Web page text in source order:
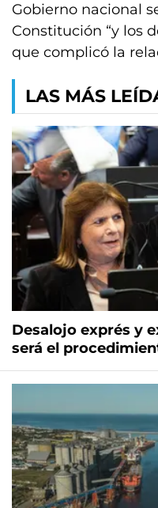
Gobierno nacional
Constitución “y los
que complicó la
LAS MÁS
Desalojo exprés y
será el